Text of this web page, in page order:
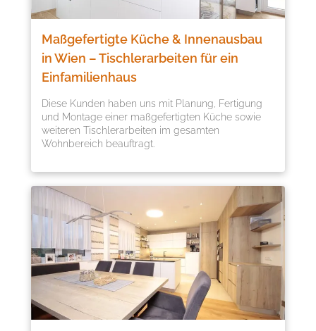
Maßgefertigte Küche & Innenausbau
in Wien – Tischlerarbeiten für ein
Einfamilienhaus
Diese Kunden haben uns mit Planung, Fertigung
und Montage einer maßgefertigten Küche sowie
weiteren Tischlerarbeiten im gesamten
Wohnbereich beauftragt.